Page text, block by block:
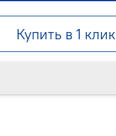
Купить в 1 клик